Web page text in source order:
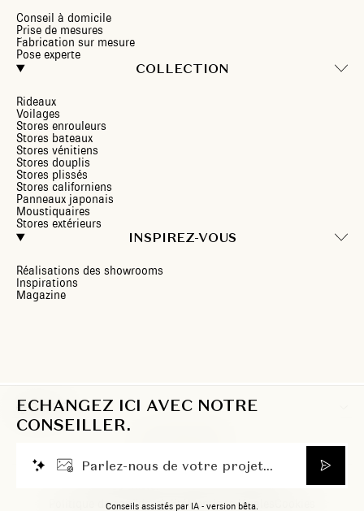
ECHANGEZ ICI AVEC NOTRE
CONSEILLER.
Parlez-nous de votre projet...
Conseils assistés par IA - version bêta.
Conseil à domicile
Prise de mesures
Fabrication sur mesure
Pose experte
COLLECTION
Rideaux
Voilages
Stores enrouleurs
Stores bateaux
Stores vénitiens
Stores douplis
Stores plissés
Stores californiens
Panneaux japonais
Moustiquaires
Stores extérieurs
INSPIREZ-VOUS
Réalisations des showrooms
Inspirations
Magazine
BE/FR
Politique de confidentialitéMentions légales